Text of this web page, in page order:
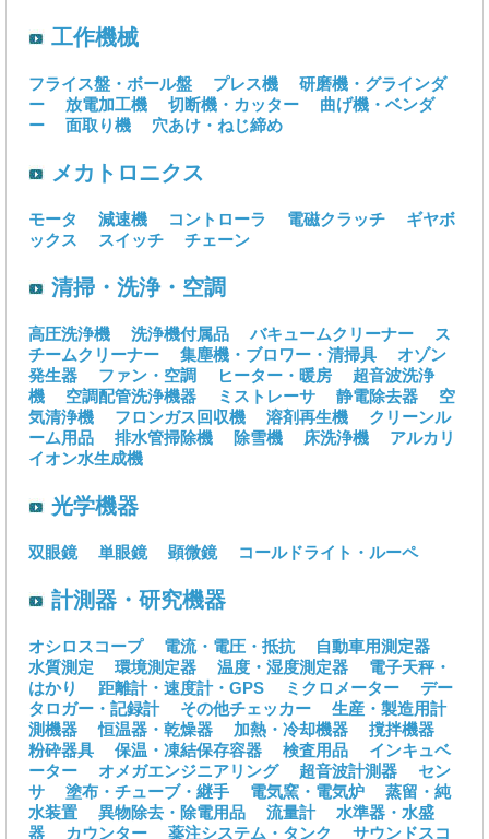
工作機械
フライス盤・ボール盤 プレス機
研磨機・グラインダ
ー
放電加工機 切断機・カッター
曲げ機・ベンダ
ー
面取り機 穴あけ・ねじ締め
メカトロニクス
モータ 減速機 コントローラ 電磁クラッチ
ギヤボ
ックス
スイッチ チェーン
清掃・洗浄・空調
高圧洗浄機 洗浄機付属品 バキュームクリーナー
ス
チームクリーナー
集塵機・ブロワー・清掃具
オゾン
発生器
ファン・空調 ヒーター・暖房
超音波洗浄
機
空調配管洗浄機器 ミストレーサ 静電除去器
空
気清浄機
フロンガス回収機 溶剤再生機
クリーンル
ーム用品
排水管掃除機 除雪機 床洗浄機
アルカリ
イオン水生成機
光学機器
双眼鏡 単眼鏡 顕微鏡 コールドライト・ルーペ
計測器・研究機器
オシロスコープ 電流・電圧・抵抗
自動車用測定器
水質測定
環境測定器 温度・湿度測定器
電子天秤・
はかり
距離計・速度計・GPS ミクロメーター
デー
タロガー・記録計
その他チェッカー
生産・製造用計
測機器
恒温器・乾燥器 加熱・冷却機器
撹拌機器
粉砕器具
保温・凍結保存容器 検査用品
インキュベ
ーター
オメガエンジニアリング 超音波計測器
セン
サ
塗布・チューブ・継手 電気窯・電気炉
蒸留・純
水装置
異物除去・除電用品 流量計
水準器・水盛
器
カウンター 薬注システム・タンク
サウンドスコ